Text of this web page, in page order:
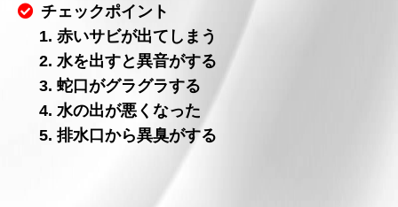
チェックポイント
1. 赤いサビが出てしまう
2. 水を出すと異音がする
3. 蛇口がグラグラする
4. 水の出が悪くなった
5. 排水口から異臭がする